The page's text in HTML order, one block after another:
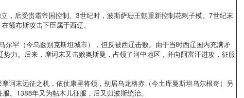
后受贵霜帝国控制。3世纪时，波斯萨珊王朝重新控制花剌子模。7世纪末
额布斯攻击下臣属于西辽。
罕（今乌兹别克斯坦城市），但反被西辽击败。由于当时西辽国内充满矛
力。后来，摩诃末又击败奥斯曼，占领了河中地区，并向阿富汗进攻，征服
末远征之机，依仗康里将领，别居乌龙格赤（今土库曼斯坦乌尔根奇）另
。1388年又为帖木儿征服，后又归波斯统治。